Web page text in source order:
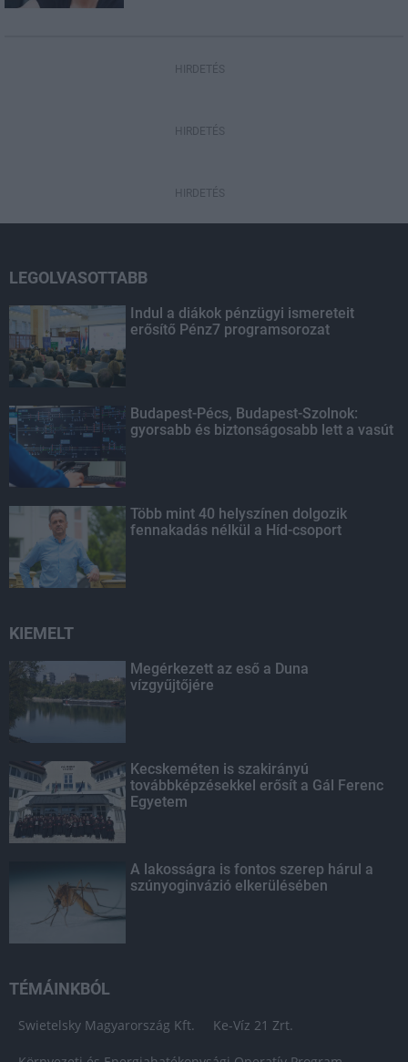
HIRDETÉS
HIRDETÉS
HIRDETÉS
LEGOLVASOTTABB
Indul a diákok pénzügyi ismereteit
erősítő Pénz7 programsorozat
Budapest-Pécs, Budapest-Szolnok:
gyorsabb és biztonságosabb lett a vasút
Több mint 40 helyszínen dolgozik
fennakadás nélkül a Híd-csoport
KIEMELT
Megérkezett az eső a Duna
vízgyűjtőjére
Kecskeméten is szakirányú
továbbképzésekkel erősít a Gál Ferenc
Egyetem
A lakosságra is fontos szerep hárul a
szúnyoginvázió elkerülésében
TÉMÁINKBÓL
Swietelsky Magyarország Kft. Ke-Víz 21 Zrt.